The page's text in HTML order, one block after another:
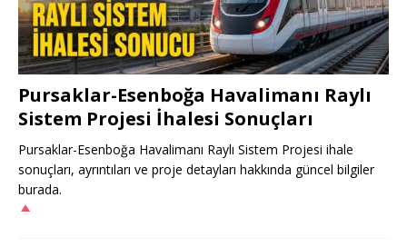
Pursaklar-Esenboğa Havalimanı Raylı
Sistem Projesi İhalesi Sonuçları
Pursaklar-Esenboğa Havalimanı Raylı Sistem Projesi ihale
sonuçları, ayrıntıları ve proje detayları hakkında güncel bilgiler
burada.